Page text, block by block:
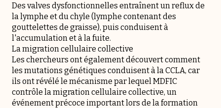
Des valves dysfonctionnelles entraînent un reflux de
la lymphe et du chyle (lymphe contenant des
gouttelettes de graisse), puis conduisent à
l'accumulation et à la fuite.
La migration cellulaire collective
Les chercheurs ont également découvert comment
les mutations génétiques conduisent à la CCLA, car
ils ont révélé le mécanisme par lequel MDFIC
contrôle la migration cellulaire collective, un
événement précoce important lors de la formation